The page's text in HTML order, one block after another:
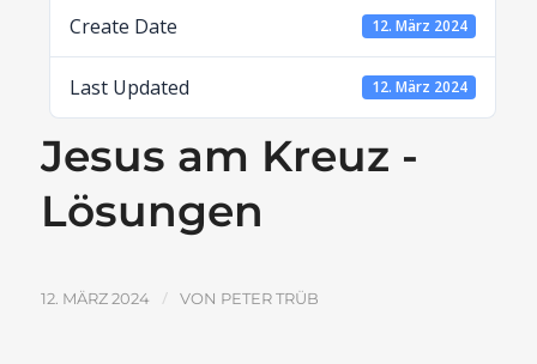
Create Date 12. März 2024
Last Updated 12. März 2024
Jesus am Kreuz -
Lösungen
12. MÄRZ 2024 / VON PETER TRÜB